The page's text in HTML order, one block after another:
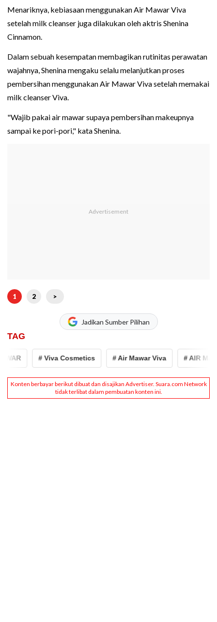
Menariknya, kebiasaan menggunakan Air Mawar Viva
setelah milk cleanser juga dilakukan oleh aktris Shenina
Cinnamon.
Dalam sebuah kesempatan membagikan rutinitas perawatan
wajahnya, Shenina mengaku selalu melanjutkan proses
pembersihan menggunakan Air Mawar Viva setelah memakai
milk cleanser Viva.
"Wajib pakai air mawar supaya pembersihan makeupnya
sampai ke pori-pori," kata Shenina.
1 2 >
Jadikan Sumber Pilihan
TAG
# Viva Cosmetics # Air Mawar Viva # AIR